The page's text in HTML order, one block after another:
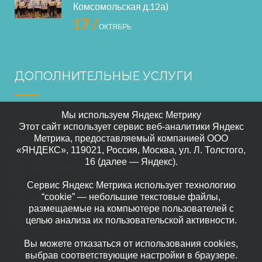
Комсомольская д.12а)
17 /ОКТЯБРЬ
ДОПОЛНИТЕЛЬНЫЕ УСЛУГИ
В нашем саде осуществляется дополнительное
воспитание по следующим направлениям:
изобразительная деятельность
Прикладного искусство
Изучение народных промыслов
Шахматы
Мы используем Яндекс Метрику
Этот сайт использует сервис веб-аналитики Яндекс
Метрика, предоставляемый компанией ООО
«ЯНДЕКС», 119021, Россия, Москва, ул. Л. Толстого,
16 (далее — Яндекс).
Сервис Яндекс Метрика использует технологию
“cookie” — небольшие текстовые файлы,
размещаемые на компьютере пользователей с
целью анализа их пользовательской активности.
Вы можете отказаться от использования cookies,
выбрав соответствующие настройки в браузере.